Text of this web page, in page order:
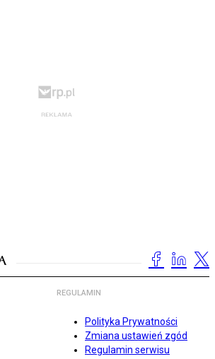
REGULAMIN
Polityka Prywatności
Zmiana ustawień zgód
Regulamin serwisu